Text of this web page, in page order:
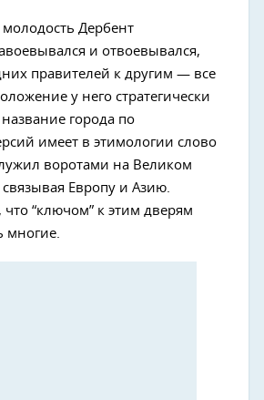
Дербент
и отвоевывался,
правителей к другим — все
у него стратегически
города по
имеет в этимологии слово
воротами на Великом
Европу и Азию.
“ключом” к этим дверям
многие.